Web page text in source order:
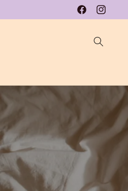
content
FacebookInstagram